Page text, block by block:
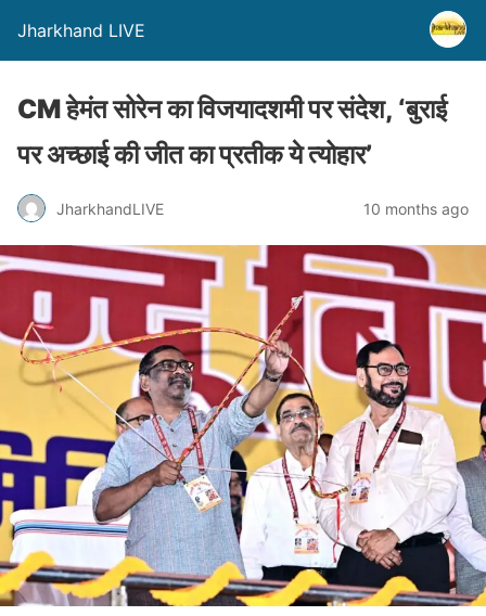
Jharkhand LIVE
CM हेमंत सोरेन का विजयादशमी पर संदेश, ‘बुराई
पर अच्छाई की जीत का प्रतीक ये त्योहार’
JharkhandLIVE 10 months ago